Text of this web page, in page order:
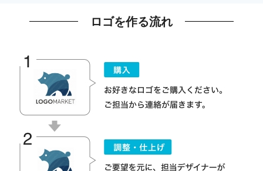
ロゴを作る流れ